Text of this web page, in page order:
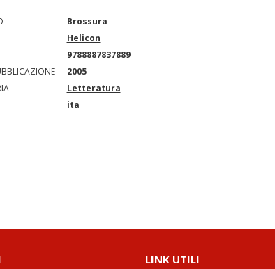
Brossura
Helicon
9788887837889
2005
Letteratura
ita
LINK UTILI